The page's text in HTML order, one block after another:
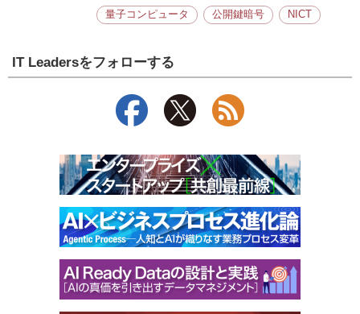
量子コンピュータ 公開鍵暗号 NICT
IT Leadersをフォローする